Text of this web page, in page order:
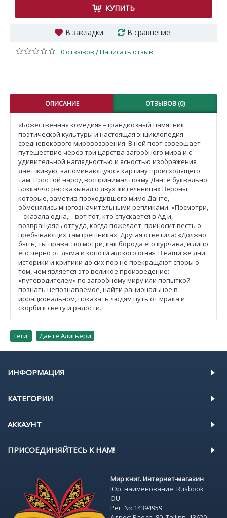
КУПИТЬ
В закладки В сравнение
0 отзывов /Написать отзыв
ОПИСАНИЕ ОТЗЫВОВ (0)
«Божественная комедия» – грандиозный памятник
поэтической культуры и настоящая энциклопедия
средневекового мировоззрения. В ней поэт совершает
путешествие через три царства загробного мира и с
удивительной наглядностью и ясностью изображения
дает живую, запоминающуюся картину происходящего
там. Простой народ воспринимал поэму Данте буквально.
Боккаччо рассказывал о двух жительницах Вероны,
которые, заметив проходившего мимо Данте,
обменялись многозначительными репликами. «Посмотри,
– сказала одна, – вот тот, кто спускается в Ад и,
возвращаясь оттуда, когда пожелает, приносит весть о
пребывающих там грешниках. Другая ответила: «Должно
быть, ты права: посмотри, как борода его курчава, и лицо
его черно от дыма и копоти адского огня». В наши же дни
историки и критики до сих пор не прекращают споры о
том, чем является это великое произведение:
«путеводителем» по загробному миру или попыткой
познать непознаваемое, найти рациональное в
иррациональном, показать людям путь от мрака и
скорби к свету и радости.
Теги: Данте Алигьери
ИНФОРМАЦИЯ
КАТЕГОРИИ
АККАУНТ
ПРИСОЕДИНЯЙТЕСЬ К НАМ!
Мир книг. Интернет-магазин
Юр. наименование: Rusbook
OÜ
Рег. №: 14394959